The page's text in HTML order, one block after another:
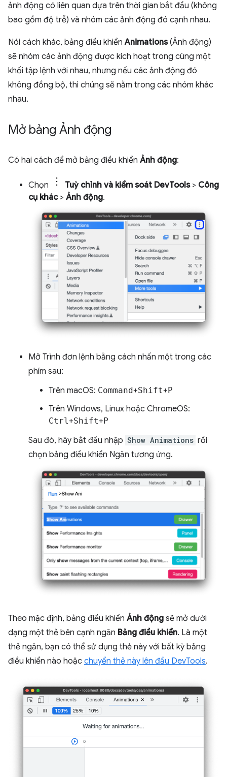
ảnh động có liên quan dựa trên thời gian bắt đầu (không
bao gồm độ trễ) và nhóm các ảnh động đó cạnh nhau.
Nói cách khác, bảng điều khiểnAnimations(Ảnh động)
sẽ nhóm các ảnh động được kích hoạt trong cùng một
khối tập lệnh với nhau, nhưng nếu các ảnh động đó
không đồng bộ, thì chúng sẽ nằm trong các nhóm khác
nhau.
Mở bảng Ảnh động
Có hai cách để mở bảng điều khiển Ảnh động:
Chọn Tuỳ chỉnh và kiểm soát DevTools> Công
cụ khác> Ảnh động.
Mở Trình đơn lệnh bằng cách nhấn một trong các
phím sau:
Trên macOS: Command+Shift+P
Trên Windows, Linux hoặc ChromeOS:
Ctrl+Shift+P
Sau đó, hãy bắt đầu nhập Show Animations rồi
chọn bảng điều khiển Ngăn tương ứng.
Theo mặc định, bảng điều khiển Ảnh động sẽ mở dưới
dạng một thẻ bên cạnh ngăn Bảng điều khiển. Là một
thẻ ngăn, bạn có thể sử dụng thẻ này với bất kỳ bảng
điều khiển nào hoặc chuyển thẻ này lên đầu DevTools.